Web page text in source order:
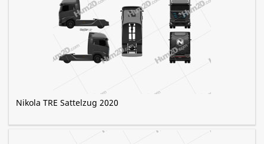
Nikola TRE Sattelzug 2020